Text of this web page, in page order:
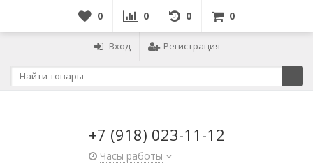
0 0 0 0
Вход Регистрация
+7 (918) 023-11-12
Часы работы